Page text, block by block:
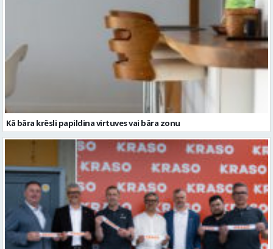
Kā bāra krēsli papildina virtuves vai bāra zonu